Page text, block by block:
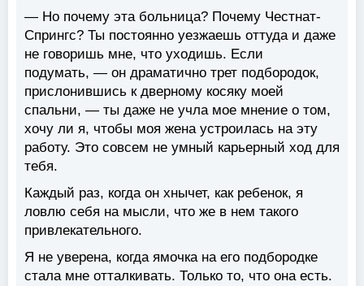
— Но почему эта больница? Почему Честнат-
Спрингс? Ты постоянно уезжаешь оттуда и даже
не говоришь мне, что уходишь. Если
подумать, — он драматично трет подбородок,
прислонившись к дверному косяку моей
спальни, — ты даже не учла мое мнение о том,
хочу ли я, чтобы моя жена устроилась на эту
работу. Это совсем не умный карьерный ход для
тебя.
Каждый раз, когда он хнычет, как ребенок, я
ловлю себя на мысли, что же в нем такого
привлекательного.
Я не уверена, когда ямочка на его подбородке
стала мне отталкивать. Только то, что она есть.